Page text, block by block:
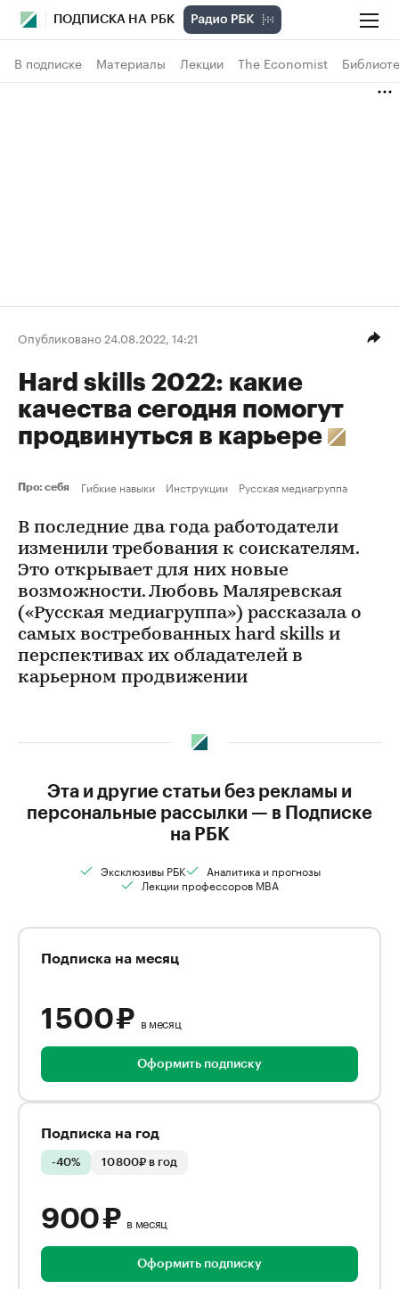
ПОДПИСКА НА РБК
В подписке Материалы Лекции The Economist
Опубликовано 24.08.2022, 14:21
Hard skills 2022: какие
качества сегодня помогут
продвинуться в карьере
Про: себя Гибкие навыки Инструкции Русская медиагруппа
В последние два года работодатели
изменили требования к соискателям.
Это открывает для них новые
возможности. Любовь Маляревская
(«Русская медиагруппа») рассказала о
самых востребованных hard skills и
перспективах их обладателей в
карьерном продвижении
Эта и другие статьи без рекламы и
персональные рассылки — в Подписке
на РБК
Эксклюзивы РБК
Аналитика и прогнозы
Лекции профессоров MBA
Подписка на месяц
1 500 ₽ в месяц
Оформить подписку
Подписка на год
-40% 10 800₽ в год
900 ₽ в месяц
Оформить подписку